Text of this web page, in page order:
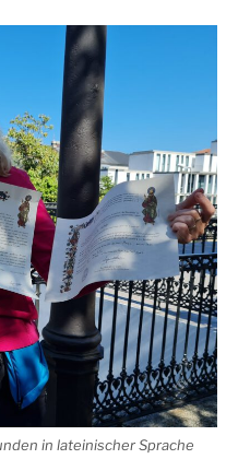
in lateinischer Sprache